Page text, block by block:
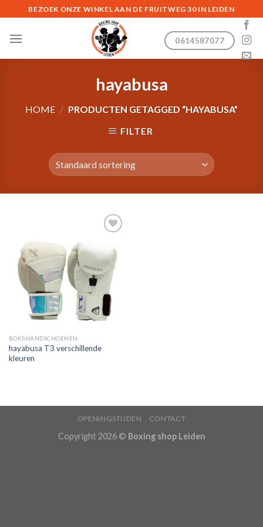
to
content
BEZOEK ONZE WINKEL AAN DE FRUITWEG 30 IN LEIDEN
0614587077
hayabusa
HOME / PRODUCTEN GETAGGED “HAYABUSA”
FILTER
Toevoegen
aan
verlanglijst
BOKSHANDSCHOENEN
hayabusa T3 verschillende
kleuren
OPENINGSTIJDEN CONTACT
Copyright 2026 © Boxing shop Leiden